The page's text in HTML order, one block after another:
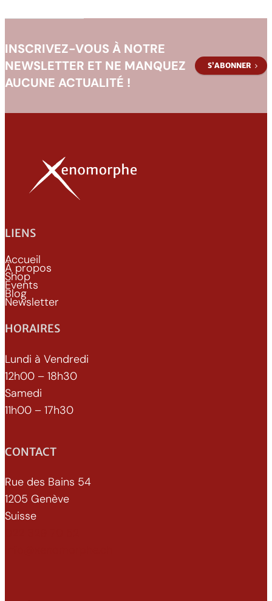
INSCRIVEZ-VOUS À NOTRE
NEWSLETTER ET NE MANQUEZ
AUCUNE ACTUALITÉ !
S’ABONNER
LIENS
Accueil
À propos
Shop
Events
Blog
Newsletter
HORAIRES
Lundi à Vendredi
12h00 – 18h30
Samedi
11h00 – 17h30
CONTACT
Rue des Bains 54
1205 Genève
Suisse